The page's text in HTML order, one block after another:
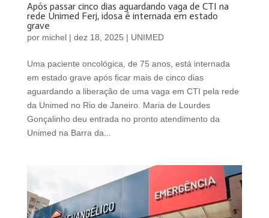
Após passar cinco dias aguardando vaga de CTI na
rede Unimed Ferj, idosa é internada em estado
grave
por michel| dez 18, 2025 | UNIMED
Uma paciente oncológica, de 75 anos, está internada
em estado grave após ficar mais de cinco dias
aguardando a liberação de uma vaga em CTI pela rede
da Unimed no Rio de Janeiro. Maria de Lourdes
Gonçalinho deu entrada no pronto atendimento da
Unimed na Barra da...